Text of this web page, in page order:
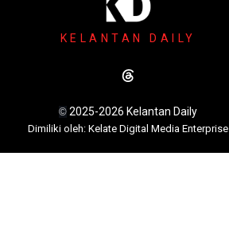
KELANTAN DAILY
© 2025-2026 Kelantan Daily
Dimiliki oleh: Kelate Digital Media Enterprise